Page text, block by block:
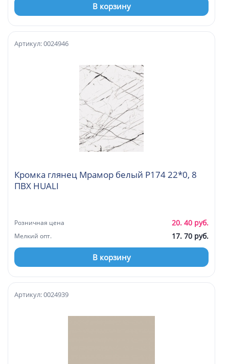
В корзину
Кромка глянец Мрамор белый P174 22*0, 8
ПВХ HUALI
Артикул: 0024946
Розничная цена 20. 40 руб.
Мелкий опт. 17. 70 руб.
В корзину
Артикул: 0024939